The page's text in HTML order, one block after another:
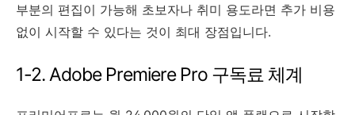
부분의 편집이 가능해 초보자나 취미 용도라면 추가 비용
없이 시작할 수 있다는 것이 최대 장점입니다.
1-2. Adobe Premiere Pro 구독료 체계